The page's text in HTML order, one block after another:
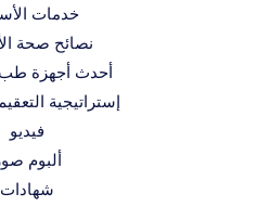
خدمات
نصائح صحة
أحدث أجهزة طب
إستراتيجية
فيديو
ألبوم
شهادات